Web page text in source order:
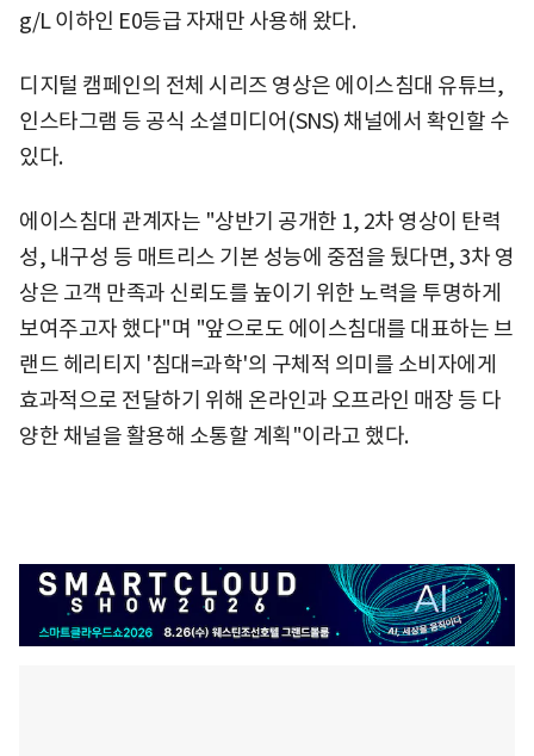
g/L 이하인 E0등급 자재만 사용해 왔다.
디지털 캠페인의 전체 시리즈 영상은 에이스침대 유튜브,
인스타그램 등 공식 소셜미디어(SNS) 채널에서 확인할 수
있다.
에이스침대 관계자는 "상반기 공개한 1, 2차 영상이 탄력
성, 내구성 등 매트리스 기본 성능에 중점을 뒀다면, 3차 영
상은 고객 만족과 신뢰도를 높이기 위한 노력을 투명하게
보여주고자 했다"며 "앞으로도 에이스침대를 대표하는 브
랜드 헤리티지 '침대=과학'의 구체적 의미를 소비자에게
효과적으로 전달하기 위해 온라인과 오프라인 매장 등 다
양한 채널을 활용해 소통할 계획"이라고 했다.